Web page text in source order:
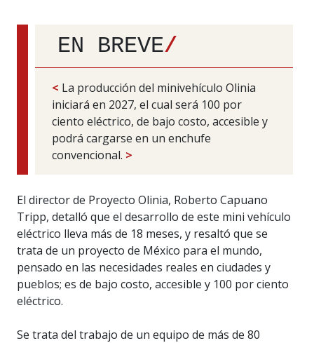
EN BREVE/
< La producción del minivehículo Olinia
iniciará en 2027, el cual será 100 por
ciento eléctrico, de bajo costo, accesible y
podrá cargarse en un enchufe
convencional. >
El director de Proyecto Olinia, Roberto Capuano
Tripp, detalló que el desarrollo de este mini vehículo
eléctrico lleva más de 18 meses, y resaltó que se
trata de un proyecto de México para el mundo,
pensado en las necesidades reales en ciudades y
pueblos; es de bajo costo, accesible y 100 por ciento
eléctrico.
Se trata del trabajo de un equipo de más de 80